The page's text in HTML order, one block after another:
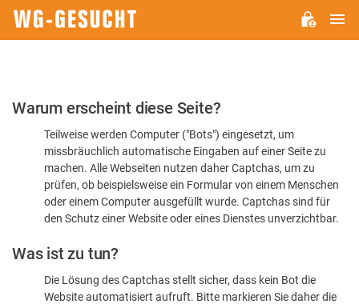
Bitte
dass
sind
Warum erscheint diese Seite?
Teilweise werden Computer ("Bots") eingesetzt, um
missbräuchlich automatische Eingaben auf einer Seite zu
machen. Alle Webseiten nutzen daher Captchas, um zu
prüfen, ob beispielsweise ein Formular von einem Menschen
oder einem Computer ausgefüllt wurde. Captchas sind für
den Schutz einer Website oder eines Dienstes unverzichtbar.
Was ist zu tun?
Die Lösung des Captchas stellt sicher, dass kein Bot die
Website automatisiert aufruft. Bitte markieren Sie daher die